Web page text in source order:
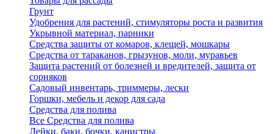
Грунт
Удобрения для растений, стимуляторы роста и развития
Укрывной материал, парники
Средства защиты от комаров, клещей, мошкары
Средства от тараканов, грызунов, моли, муравьев
Защита растений от болезней и вредителей, защита от
сорняков
Садовый инвентарь, триммеры, лески
Горшки, мебель и декор для сада
Средства для полива
Все Средства для полива
Лейки, баки, бочки, канистры